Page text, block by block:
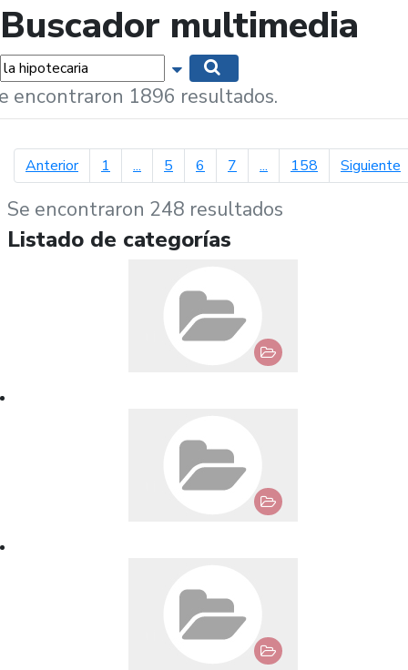
Buscador multimedia
Mostrar opciones de búsqueda
encontraron 1896 resultados.
Anteriorpágina anterior
1 ... 5 6 7 ... 158 Siguiente
Se encontraron 248 resultados
Listado de categorías